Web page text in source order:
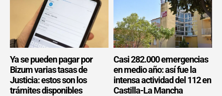
Ya se pueden pagar por
Bizum varias tasas de
Justicia: estos son los
trámites disponibles
Casi 282.000 emergencias
en medio año: así fue la
intensa actividad del 112 en
Castilla-La Mancha